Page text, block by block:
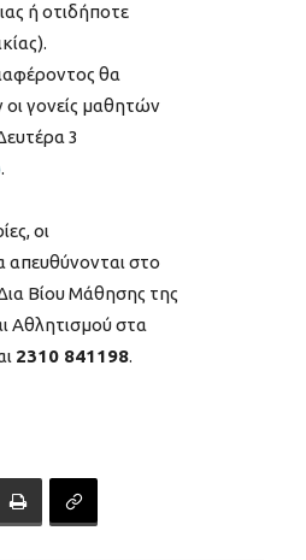
ή οτιδήποτε
θα
γονείς μαθητών
3
.
οι
απευθύνονται στο
Βίου Μάθησης της
Αθλητισμού στα
2310 841198.